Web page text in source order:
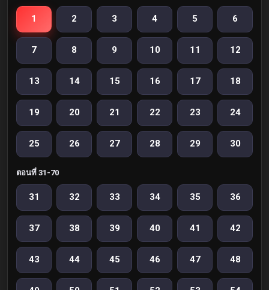
1 2 3 4 5 6
7 8 9 10 11 12
13 14 15 16 17 18
19 20 21 22 23 24
25 26 27 28 29 30
ตอนที่ 31-70
31 32 33 34 35 36
37 38 39 40 41 42
43 44 45 46 47 48